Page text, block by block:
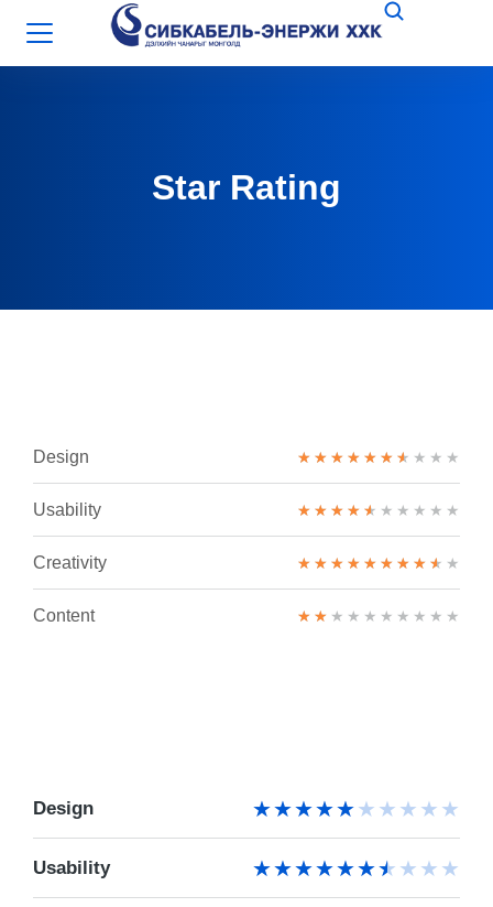
Star Rating
Design ★ ★ ★ ★ ★ ★ ★ ★ ★ ★
Usability ★ ★ ★ ★ ★ ★ ★ ★ ★ ★
Creativity ★ ★ ★ ★ ★ ★ ★ ★ ★ ★
Content ★ ★ ★ ★ ★ ★ ★ ★ ★ ★
Design ★★★★★★ ★ ★ ★ ★
Usability ★★★★★★★ ★ ★ ★